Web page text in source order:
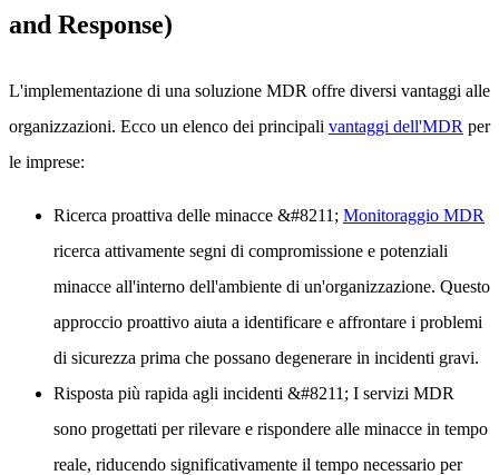
and Response)
L'implementazione di una soluzione MDR offre diversi vantaggi alle
organizzazioni. Ecco un elenco dei principali vantaggi dell'MDR per
le imprese:
Ricerca proattiva delle minacce &#8211; Monitoraggio MDR
ricerca attivamente segni di compromissione e potenziali
minacce all'interno dell'ambiente di un'organizzazione. Questo
approccio proattivo aiuta a identificare e affrontare i problemi
di sicurezza prima che possano degenerare in incidenti gravi.
Risposta più rapida agli incidenti &#8211; I servizi MDR
sono progettati per rilevare e rispondere alle minacce in tempo
reale, riducendo significativamente il tempo necessario per